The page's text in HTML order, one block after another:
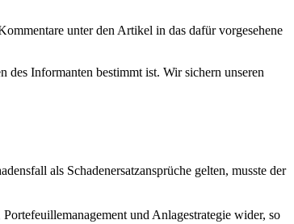
unter den Artikel in das dafür vorgesehene
Informanten bestimmt ist. Wir sichern unseren
als Schadenersatzansprüche gelten, musste der
und Anlagestrategie wider, so